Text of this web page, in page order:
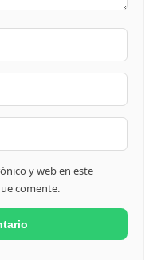
y web en este
comente.